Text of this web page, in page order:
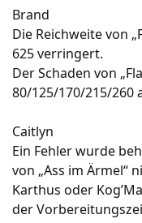
Brand
Die Reichweite von
625 verringert.
Der Schaden von
80/125/170/215/260
Caitlyn
Ein Fehler wurde
von „Ass im Ärmel“
Karthus oder
der